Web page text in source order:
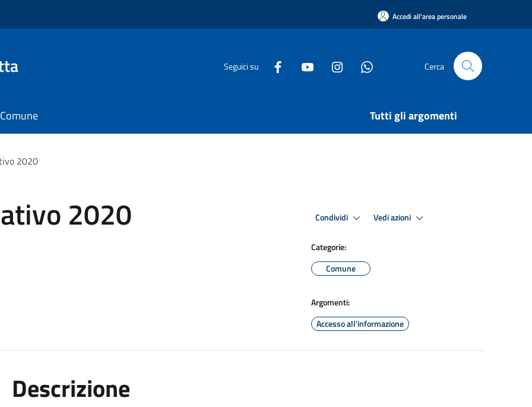
Accedi all'area personale
Seguici su Cerca
Tutti gli argomenti
2020
2020 Condividi Vedi azioni
Categorie:
Comune
Argomenti:
Accesso all'informazione
Descrizione